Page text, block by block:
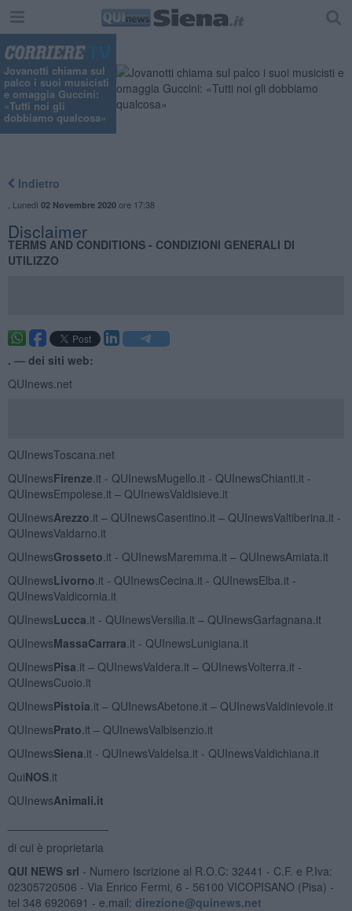
Jovanotti chiama sul
palco i suoi musicisti
e omaggia Guccini:
«Tutti noi gli
dobbiamo qualcosa»
Indietro
Lunedì 02 Novembre 2020ore 17:38
Disclaimer
TERMS AND CONDITIONS - CONDIZIONI GENERALI DI
UTILIZZO
. — dei siti web:
QUInews.net
QUInewsToscana.net
QUInewsFirenze .it - QUInewsMugello.it - QUInewsChianti.it -
QUInewsEmpolese.it – QUInewsValdisieve.it
QUInewsArezzo .it – QUInewsCasentino.it – QUInewsValtiberina.it -
QUInewsValdarno.it
QUInewsGrosseto .it - QUInewsMaremma.it – QUInewsAmiata.it
QUInewsLivorno .it - QUInewsCecina.it - QUInewsElba.it -
QUInewsValdicornia.it
QUInewsLucca .it - QUInewsVersilia.it – QUInewsGarfagnana.it
QUInewsMassaCarrara .it - QUInewsLunigiana.it
QUInewsPisa .it – QUInewsValdera.it – QUInewsVolterra.it -
QUInewsCuoio.it
QUInewsPistoia .it – QUInewsAbetone.it – QUInewsValdinievole.it
QUInewsPrato .it – QUInewsValbisenzio.it
QUInewsSiena .it - QUInewsValdelsa.it - QUInewsValdichiana.it
QuiNOS.it
QUInewsAnimali.it
di cui è proprietaria
QUI NEWS srl - Numero Iscrizione al R.O.C: 32441 - C.F. e P.Iva:
02305720506 - Via Enrico Fermi, 6 - 56100 VICOPISANO (Pisa) -
tel 348 6920691 - e.mail: direzione@quinews.net